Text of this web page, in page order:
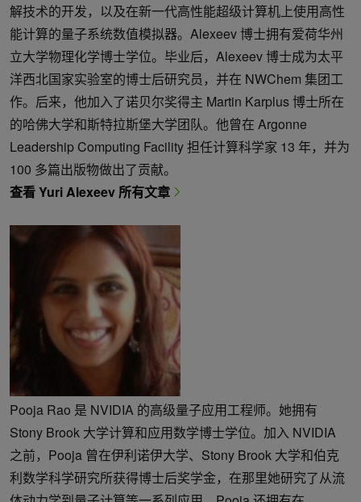
解技术的开发，以及在新一代高性能超级计算机上使用高性
能计算的量子系统数值模拟器。Alexeev 博士拥有爱荷华州
立大学物理化学博士学位。毕业后，Alexeev 博士成为太平
洋西北国家实验室的博士后研究员，并在 NWChem 集团工
作。后来，他加入了诺贝尔奖得主 Martin Karplus 博士所在
的哈佛大学和斯特拉斯堡大学团队。他曾在 Argonne
Leadership Computing Facility 担任计算科学家 13 年，并为
100 多篇出版物做出了贡献。
查看 Yuri Alexeev 所有文章
Pooja Rao 是 NVIDIA 的高级量子应用工程师。她拥有
Stony Brook 大学计算和应用数学博士学位。加入 NVIDIA
之前，Pooja 曾在伊利诺伊大学、Stony Brook 大学和伯克
利数学科学研究所获得博士后奖学金，在那里她研究了从流